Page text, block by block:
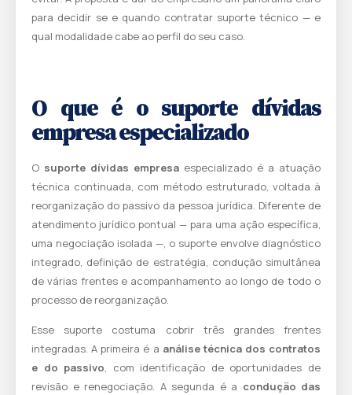
para decidir se e quando contratar suporte técnico — e
qual modalidade cabe ao perfil do seu caso.
O que é o suporte dívidas
empresa especializado
O suporte dívidas empresa especializado é a atuação
técnica continuada, com método estruturado, voltada à
reorganização do passivo da pessoa jurídica. Diferente de
atendimento jurídico pontual — para uma ação específica,
uma negociação isolada —, o suporte envolve diagnóstico
integrado, definição de estratégia, condução simultânea
de várias frentes e acompanhamento ao longo de todo o
processo de reorganização.
Esse suporte costuma cobrir três grandes frentes
integradas. A primeira é a análise técnica dos contratos
e do passivo, com identificação de oportunidades de
revisão e renegociação. A segunda é a condução das